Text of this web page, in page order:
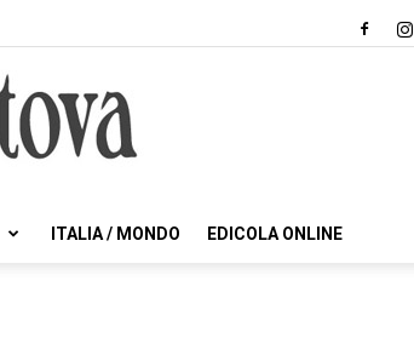
ITALIA / MONDO EDICOLA ONLINE